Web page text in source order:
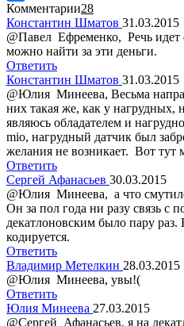
Комментарии28
Константин Шматов 31.03.2015
@Павел Ефременко, Речь
можно найти за эти деньги.
Ответить
Константин Шматов 31.03.2015
@Юлия Минеева, Весьма
них такая же, как у нагрудных,
являюсь обладателем и
mio, нагрудный датчик был
желания не возникает. Вот тут
Ответить
Сергей Афанасьев 30.03.2015
@Юлия Минеева, а что
Он за пол года ни разу связь с
декатлоновским было пару
кодируется.
Ответить
Владимир Метелкин 28.03.2015
@Юлия Минеева, увы!(
Ответить
Юлия Минеева 27.03.2015
@Сергей Афанасьев, я на